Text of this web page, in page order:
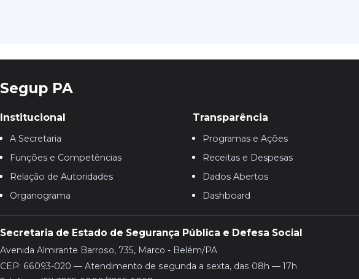
Segup PA
Institucional
A Secretaria
Funções e Competências
Relação de Autoridades
Organograma
Transparência
Programas e Ações
Receitas e Despesas
Dados Abertos
Dashboard
Secretaria de Estado de Segurança Pública e Defesa Social
Avenida Almirante Barroso, 735, Marco - Belém/PA
CEP: 66093-020 — Atendimento de segunda a sexta, das 08h — 17h